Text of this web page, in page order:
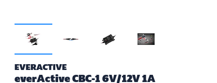
EVERACTIVE
everActive CBC-1 6V/12V 1A